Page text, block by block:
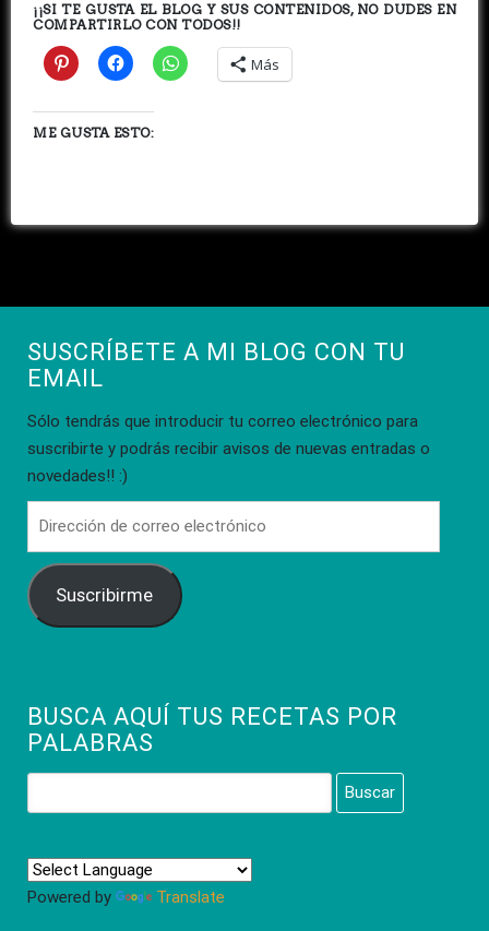
¡¡SI TE GUSTA EL BLOG Y SUS CONTENIDOS, NO DUDES EN
COMPARTIRLO CON TODOS!!
Más
ME GUSTA ESTO:
SUSCRÍBETE A MI BLOG CON TU
EMAIL
Sólo tendrás que introducir tu correo electrónico para
suscribirte y podrás recibir avisos de nuevas entradas o
novedades!! :)
correo
electrónico
Suscribirme
BUSCA AQUÍ TUS RECETAS POR
PALABRAS
Powered by Translate